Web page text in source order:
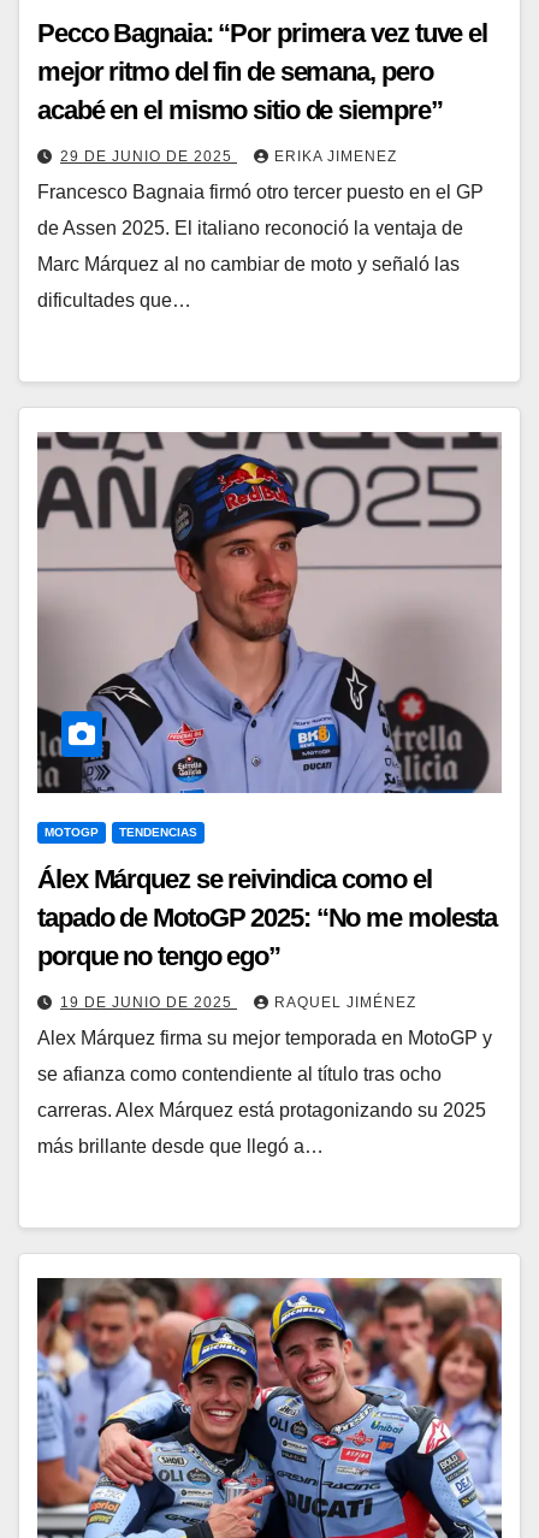
Pecco Bagnaia: “Por primera vez tuve el
mejor ritmo del fin de semana, pero
acabé en el mismo sitio de siempre”
29 DE JUNIO DE 2025 ERIKA JIMENEZ
Francesco Bagnaia firmó otro tercer puesto en el GP
de Assen 2025. El italiano reconoció la ventaja de
Marc Márquez al no cambiar de moto y señaló las
dificultades que…
MOTOGP TENDENCIAS
Álex Márquez se reivindica como el
tapado de MotoGP 2025: “No me molesta
porque no tengo ego”
19 DE JUNIO DE 2025 RAQUEL JIMÉNEZ
Alex Márquez firma su mejor temporada en MotoGP y
se afianza como contendiente al título tras ocho
carreras. Alex Márquez está protagonizando su 2025
más brillante desde que llegó a…